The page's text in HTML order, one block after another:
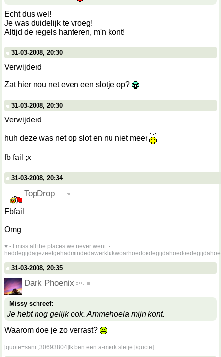
Echt dus wel!
Je was duidelijk te vroeg!
Altijd de regels hanteren, m'n kont!
31-03-2008, 20:30
Verwijderd
Zat hier nou net even een slotje op?
31-03-2008, 20:30
Verwijderd
huh deze was net op slot en nu niet meer
fb fail ;x
31-03-2008, 20:34
TopDrop
Fbfail
Omg
♥ - I miss all the places we never went. -
31-03-2008, 20:35
Dark Phoenix
Missy schreef:
Je hebt nog gelijk ook. Ammehoela mijn kont.
Waarom doe je zo verrast?
[quote=sann;30693804]Ik ben een a-merk sletje.[/quote]